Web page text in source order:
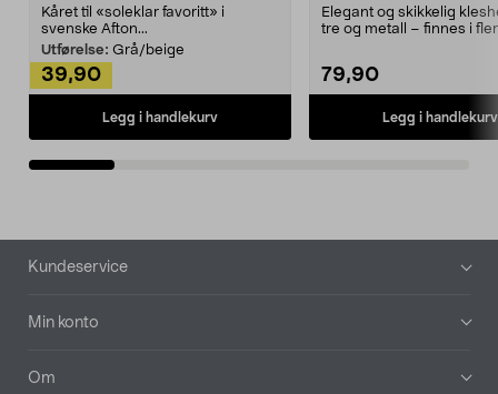
Kåret til «soleklar favoritt» i
svenske Afton...
Utførelse: Grå/beige
39,90
Legg i handlekurv
Elegant og skikkelig
tre og metall – finnes i
79,90
Legg i handlekurv
Bunntekst
Kundeservice
Min konto
Om